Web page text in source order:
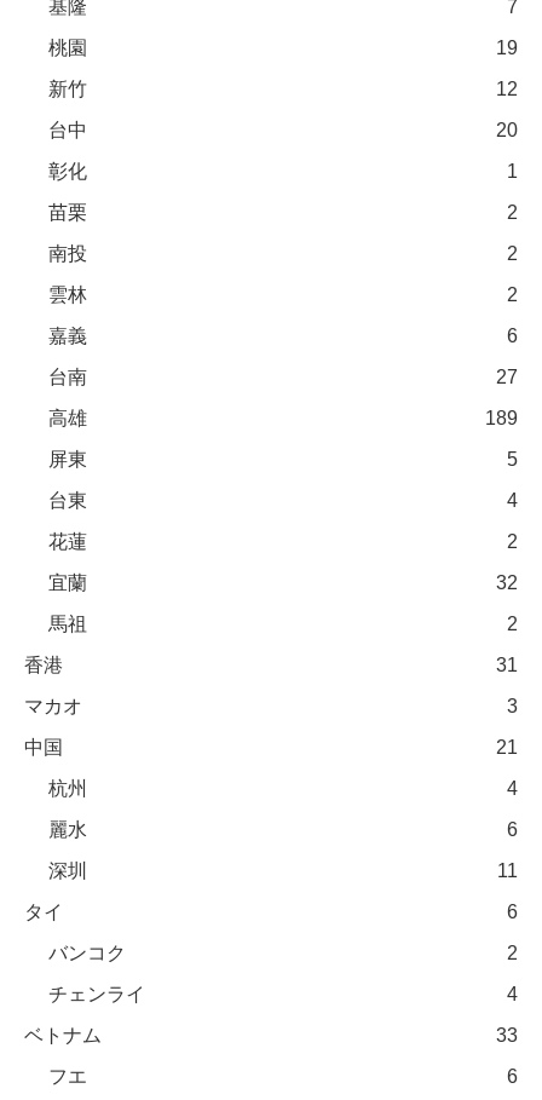
基隆
7
桃園
19
新竹
12
台中
20
彰化
1
苗栗
2
南投
2
雲林
2
嘉義
6
台南
27
高雄
189
屏東
5
台東
4
花蓮
2
宜蘭
32
馬祖
2
香港
31
マカオ
3
中国
21
杭州
4
麗水
6
深圳
11
タイ
6
バンコク
2
チェンライ
4
ベトナム
33
フエ
6